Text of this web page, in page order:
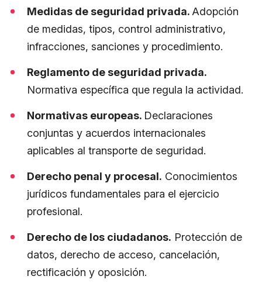
Medidas de seguridad privada. Adopción
de medidas, tipos, control administrativo,
infracciones, sanciones y procedimiento.
Reglamento de seguridad privada.
Normativa específica que regula la actividad.
Normativas europeas. Declaraciones
conjuntas y acuerdos internacionales
aplicables al transporte de seguridad.
Derecho penal y procesal. Conocimientos
jurídicos fundamentales para el ejercicio
profesional.
Derecho de los ciudadanos. Protección de
datos, derecho de acceso, cancelación,
rectificación y oposición.